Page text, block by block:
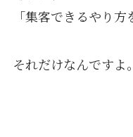
「集客できるやり方
それだけなんですよ。